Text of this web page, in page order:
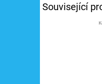
Související